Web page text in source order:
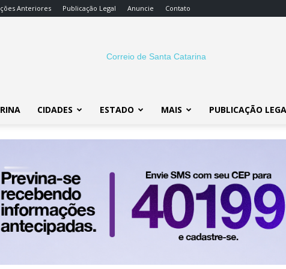
Anteriores Publicação Legal Anuncie Contato
SC
CIDADES ESTADO MAIS PUBLICAÇÃO